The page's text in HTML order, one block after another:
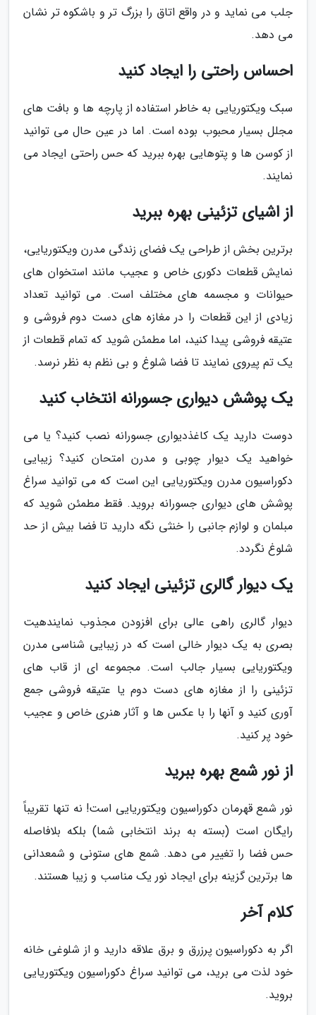
جلب می نماید و در واقع اتاق را بزرگ تر و باشکوه تر نشان
می دهد.
احساس راحتی را ایجاد کنید
سبک ویکتوریایی به خاطر استفاده از پارچه ها و بافت های
مجلل بسیار محبوب بوده است. اما در عین حال می توانید
از کوسن ها و پتوهایی بهره ببرید که حس راحتی ایجاد می
نمایند.
از اشیای تزئینی بهره ببرید
برترین بخش از طراحی یک فضای زندگی مدرن ویکتوریایی،
نمایش قطعات دکوری خاص و عجیب مانند استخوان های
حیوانات و مجسمه های مختلف است. می توانید تعداد
زیادی از این قطعات را در مغازه های دست دوم فروشی و
عتیقه فروشی پیدا کنید، اما مطمئن شوید که تمام قطعات از
یک تم پیروی نمایند تا فضا شلوغ و بی نظم به نظر نرسد.
یک پوشش دیواری جسورانه انتخاب کنید
دوست دارید یک کاغذدیواری جسورانه نصب کنید؟ یا می
خواهید یک دیوار چوبی و مدرن امتحان کنید؟ زیبایی
دکوراسیون مدرن ویکتوریایی این است که می توانید سراغ
پوشش های دیواری جسورانه بروید. فقط مطمئن شوید که
مبلمان و لوازم جانبی را خنثی نگه دارید تا فضا بیش از حد
شلوغ نگردد.
یک دیوار گالری تزئینی ایجاد کنید
دیوار گالری راهی عالی برای افزودن مجذوب نمایندهیت
بصری به یک دیوار خالی است که در زیبایی شناسی مدرن
ویکتوریایی بسیار جالب است. مجموعه ای از قاب های
تزئینی را از مغازه های دست دوم یا عتیقه فروشی جمع
آوری کنید و آنها را با عکس ها و آثار هنری خاص و عجیب
خود پر کنید.
از نور شمع بهره ببرید
نور شمع قهرمان دکوراسیون ویکتوریایی است! نه تنها تقریباً
رایگان است (بسته به برند انتخابی شما) بلکه بلافاصله
حس فضا را تغییر می دهد. شمع های ستونی و شمعدانی
ها برترین گزینه برای ایجاد نور یک مناسب و زیبا هستند.
کلام آخر
اگر به دکوراسیون پرزرق و برق علاقه دارید و از شلوغی خانه
خود لذت می برید، می توانید سراغ دکوراسیون ویکتوریایی
بروید.